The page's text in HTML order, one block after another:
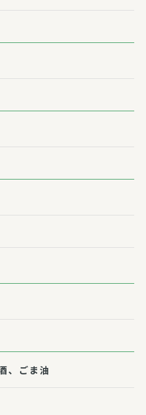
、ごま油